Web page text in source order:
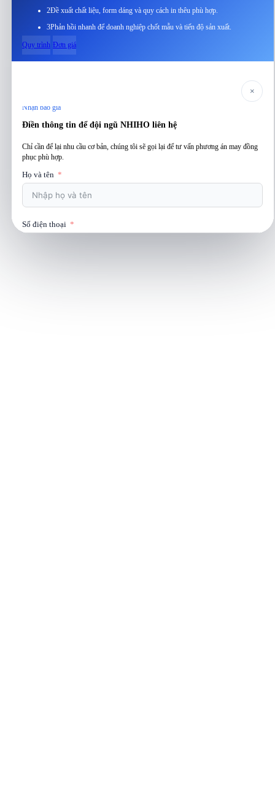
2Đề xuất chất liệu, form dáng và quy cách in thêu phù hợp.
3Phản hồi nhanh để doanh nghiệp chốt mẫu và tiến độ sản xuất.
Quy trình Đơn giá
×
Nhận báo giá
Điền thông tin để đội ngũ NHIHO liên hệ
Chỉ cần để lại nhu cầu cơ bản, chúng tôi sẽ gọi lại để tư vấn phương án may đồng
phục phù hợp.
Họ và tên
Số điện thoại